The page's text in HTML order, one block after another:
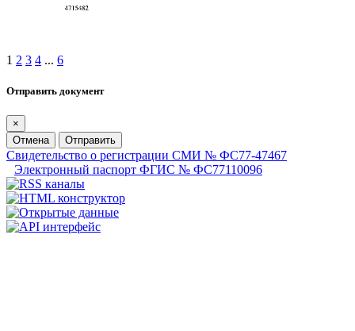
1 2 3 4 ... 6
Отправить документ
×
Отмена
Отправить
Свидетельство о регистрации СМИ № ФС77-47467
Электронный паспорт ФГИС № ФС77110096